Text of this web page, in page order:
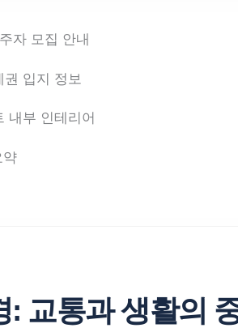
: 교통과 생활의